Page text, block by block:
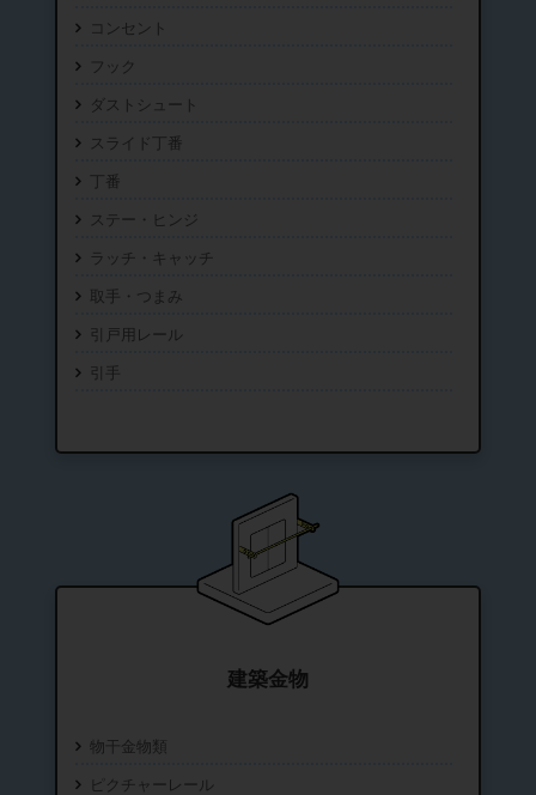
コンセント
フック
ダストシュート
スライド丁番
丁番
ステー・ヒンジ
ラッチ・キャッチ
取手・つまみ
引戸用レール
引手
建築金物
物干金物類
ピクチャーレール